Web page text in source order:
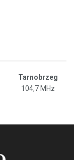
Tarnobrzeg
104,7 MHz